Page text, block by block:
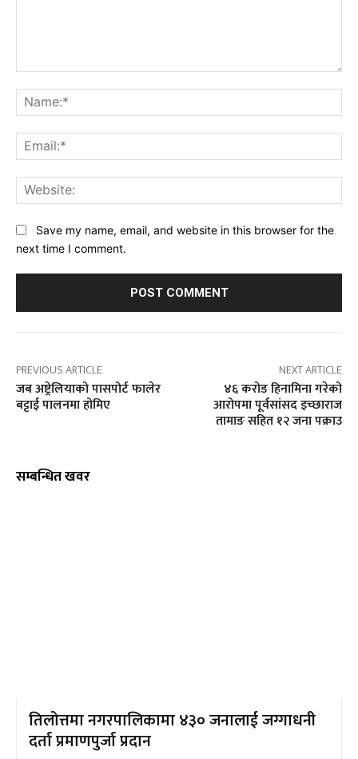
Save my name, email, and website in this browser for the
next time I comment.
PREVIOUS ARTICLE
जब अष्ट्रेलियाको पासपोर्ट फालेर
बट्टाई पालनमा होमिए
NEXT ARTICLE
४६ करोड हिनामिना गरेको
आरोपमा पूर्वसांसद इच्छाराज
तामाङ सहित १२ जना पक्राउ
सम्बन्धित खवर
तिलोत्तमा नगरपालिकामा ४३० जनालाई जग्गाधनी
दर्ता प्रमाणपुर्जा प्रदान